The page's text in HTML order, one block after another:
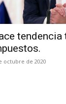
octubre de 2020